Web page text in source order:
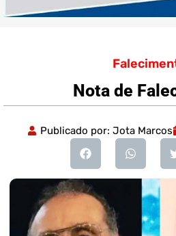
Nota de
Publicado por: Jota Marcos